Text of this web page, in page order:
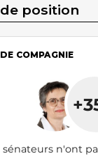
position
COMPAGNIE
sénateurs n'ont